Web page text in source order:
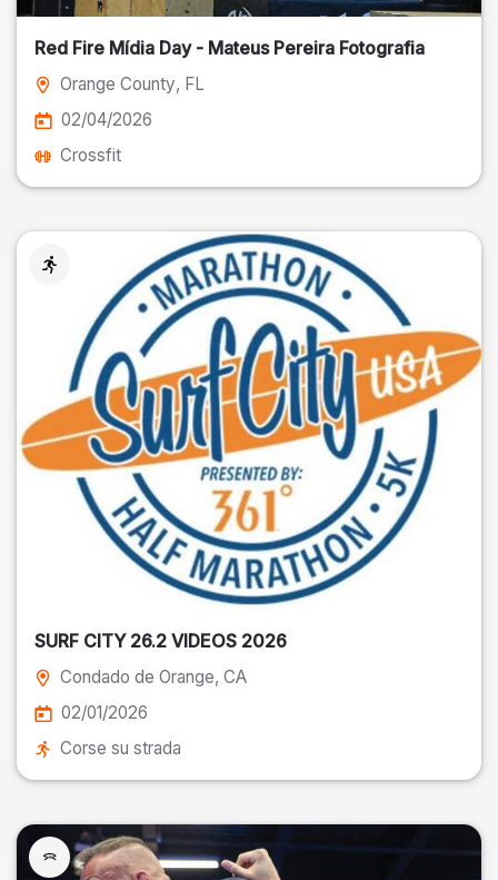
Red Fire Mídia Day - Mateus Pereira Fotografia
Orange County, FL
02/04/2026
Crossfit
SURF CITY 26.2 VIDEOS 2026
Condado de Orange, CA
02/01/2026
Corse su strada